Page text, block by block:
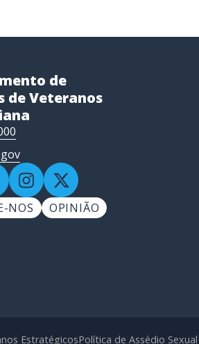
de
de Veteranos
NOS OPINIÃO
EstratégicosPolítica de Assédio Sexual